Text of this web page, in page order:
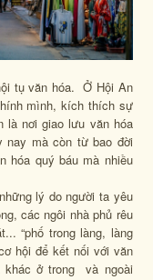
tụ văn hóa. Ở Hội An
mình, kích thích sự
là nơi giao lưu văn hóa
nay mà còn từ bao đời
hóa quý báu mà nhiều
lý do người ta yêu
các ngôi nhà phủ rêu
“phố trong làng, làng
hội để kết nối với văn
khác ở trong và ngoài